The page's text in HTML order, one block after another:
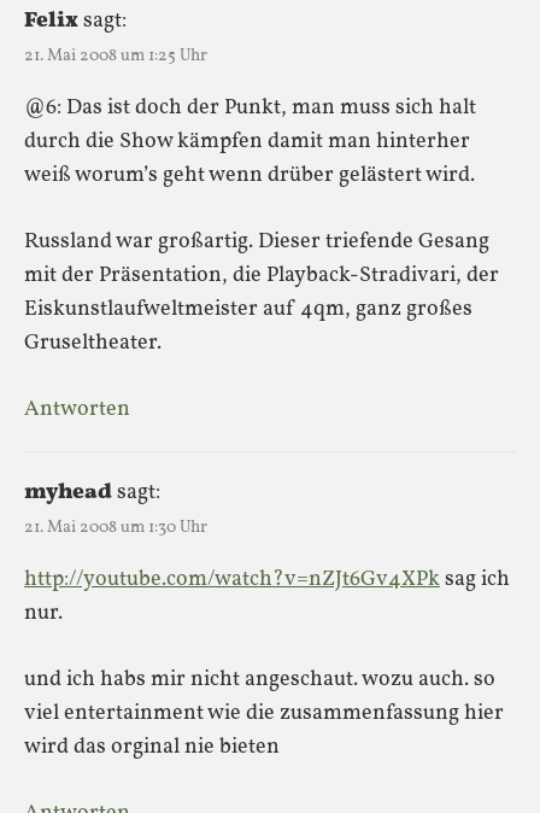
Felixsagt:
21. Mai 2008 um 1:25 Uhr
@6: Das ist doch der Punkt, man muss sich halt
durch die Show kämpfen damit man hinterher
weiß worum’s geht wenn drüber gelästert wird.
Russland war großartig. Dieser triefende Gesang
mit der Präsentation, die Playback-Stradivari, der
Eiskunstlaufweltmeister auf 4qm, ganz großes
Gruseltheater.
Antworten
myheadsagt:
21. Mai 2008 um 1:30 Uhr
http://youtube.com/watch?v=nZJt6Gv4XPksag ich
nur.
und ich habs mir nicht angeschaut. wozu auch. so
viel entertainment wie die zusammenfassung hier
wird das orginal nie bieten